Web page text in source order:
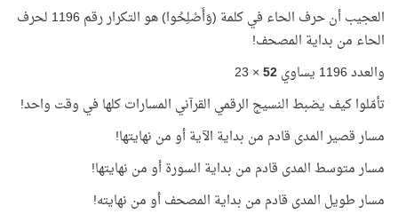
العجيب أن حرف الحاء في كلمة (وَأَصْلِحُوا) هو التكرار رقم 1196 لحرف
الحاء من بداية المصحف!
والعدد 1196 يساوي
52
× 23
تأمّلوا كيف يضبط النسيج الرقمي القرآني المسارات كلها في وقت واحد!
مسار قصير المدى قادم من بداية الآية أو من نهايتها!
مسار متوسط المدى قادم من بداية السورة أو من نهايتها!
مسار طويل المدى قادم من بداية المصحف أو من نهايته!